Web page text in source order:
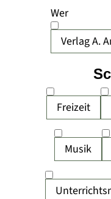
Wer
Verlag A.
Freizeit
Musik